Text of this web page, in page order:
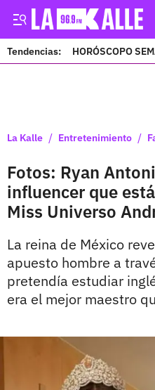
Tendencias: HORÓSCOPO
La Kalle / Entretenimiento /
Fotos: Ryan
influencer que
Miss Universo
La reina de México
apuesto hombre a
pretendía estudiar
era el mejor maestro